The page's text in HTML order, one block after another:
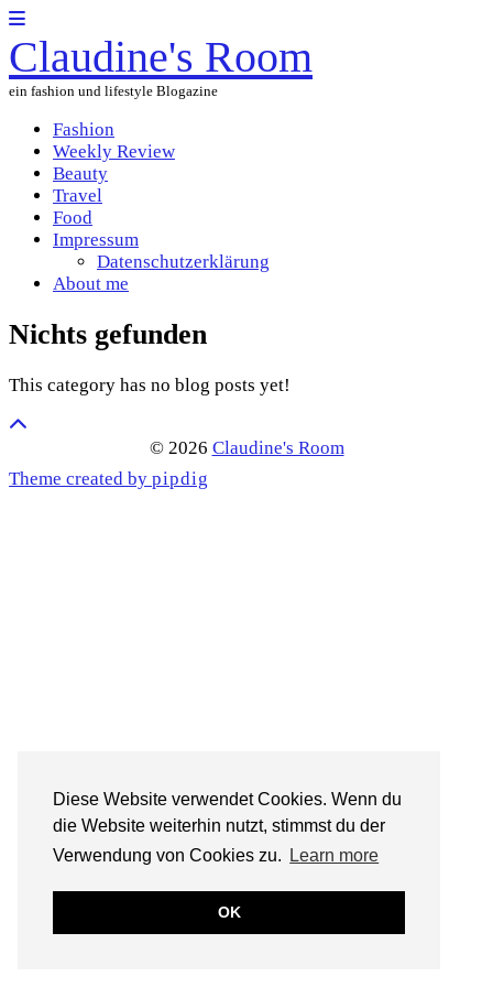
Diese Website verwendet Cookies. Wenn du
die Website weiterhin nutzt, stimmst du der
Verwendung von Cookies zu.
Learn more
OK
Claudine's Room
ein fashion und lifestyle Blogazine
Fashion
Weekly Review
Beauty
Travel
Food
Impressum
Datenschutzerklärung
About me
Nichts gefunden
This category has no blog posts yet!
© 2026 Claudine's Room
Theme created by pipdig